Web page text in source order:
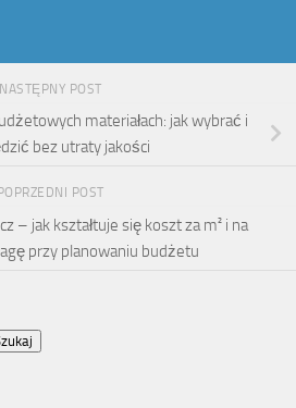
NASTĘPNY POST
materiałach: jak wybrać i
bez utraty jakości
POPRZEDNI POST
– jak kształtuje się koszt za m² i na
przy planowaniu budżetu